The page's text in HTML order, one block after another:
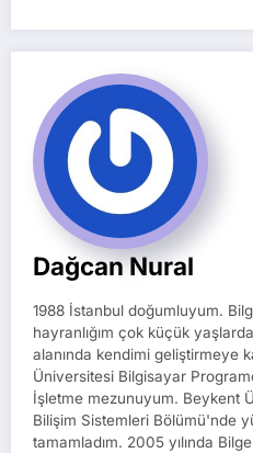
Dağcan Nural
1988 İstanbul doğumluyum.
hayranlığım çok küçük
alanında kendimi geliştirmeye
Üniversitesi Bilgisayar
İşletme mezunuyum. Beykent
Bilişim Sistemleri Bölümü'nde
tamamladım. 2005 yılında